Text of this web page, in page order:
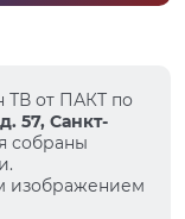
ТВ от ПАКТ по
57, Санкт-
собраны
изображением